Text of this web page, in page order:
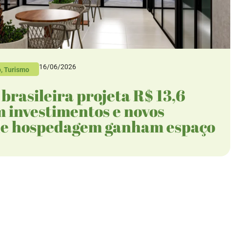
,Turismo 16/06/2026
projeta R$ 13,6
investimentos e novos
hospedagem ganham espaço